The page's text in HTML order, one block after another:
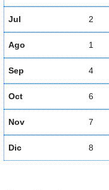
Jul 2
Ago 1
Sep 4
Oct 6
Nov 7
Dic 8